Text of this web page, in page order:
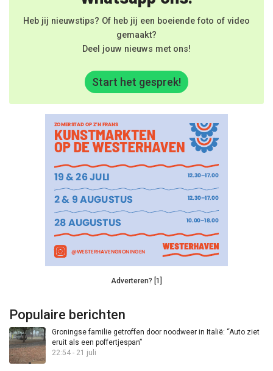
Heb jij nieuwstips? Of heb jij een boeiende foto of video
gemaakt?
Deel jouw nieuws met ons!
Start het gesprek!
Adverteren? [1]
Populaire berichten
Groningse familie getroffen door noodweer in Italië: “Auto ziet
eruit als een poffertjespan”
22:54 - 21 juli